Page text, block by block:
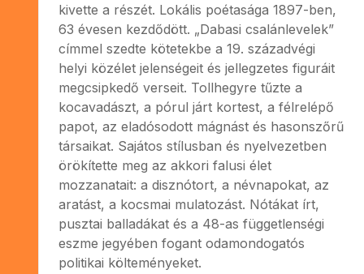
kivette a részét. Lokális poétasága 1897-ben,
63 évesen kezdődött. „Dabasi csalánlevelek”
címmel szedte kötetekbe a 19. századvégi
helyi közélet jelenségeit és jellegzetes figuráit
megcsipkedő verseit. Tollhegyre tűzte a
kocavadászt, a pórul járt kortest, a félrelépő
papot, az eladósodott mágnást és hasonszőrű
társaikat. Sajátos stílusban és nyelvezetben
örökítette meg az akkori falusi élet
mozzanatait: a disznótort, a névnapokat, az
aratást, a kocsmai mulatozást. Nótákat írt,
pusztai balladákat és a 48-as függetlenségi
eszme jegyében fogant odamondogatós
politikai költeményeket.